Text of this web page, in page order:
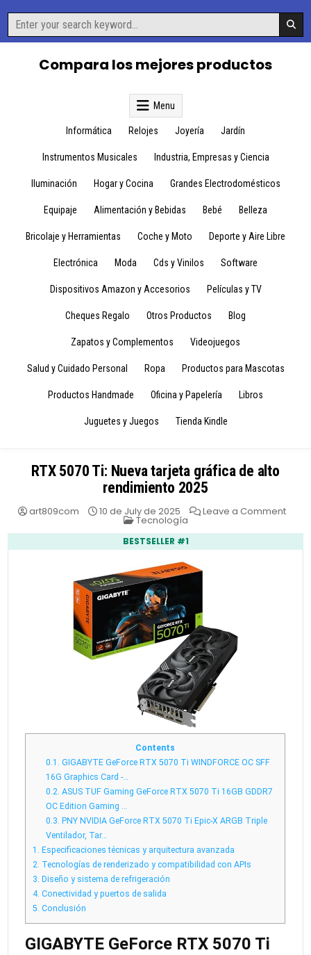
content
Search
for:
Compara los mejores productos
Menu
Informática Relojes Joyería Jardín
Instrumentos Musicales Industria, Empresas y Ciencia
Iluminación Hogar y Cocina Grandes Electrodomésticos
Equipaje Alimentación y Bebidas Bebé Belleza
Bricolaje y Herramientas Coche y Moto Deporte y Aire Libre
Electrónica Moda Cds y Vinilos Software
Dispositivos Amazon y Accesorios Películas y TV
Cheques Regalo Otros Productos Blog
Zapatos y Complementos Videojuegos
Salud y Cuidado Personal Ropa Productos para Mascotas
Productos Handmade Oficina y Papelería Libros
Juguetes y Juegos Tienda Kindle
RTX 5070 Ti: Nueva tarjeta gráfica de alto
rendimiento 2025
art809com 10 de July de 2025 Leave a Commenton
Ti:
Posted
Tecnología
BESTSELLER #1
Contents
0.1. GIGABYTE GeForce RTX 5070 Ti WINDFORCE OC SFF
16G Graphics Card -…
0.2. ASUS TUF Gaming GeForce RTX 5070 Ti 16GB GDDR7
OC Edition Gaming …
0.3. PNY NVIDIA GeForce RTX 5070 Ti Epic-X ARGB Triple
Ventilador, Tar…
1. Especificaciones técnicas y arquitectura avanzada
2. Tecnologías de renderizado y compatibilidad con APIs
3. Diseño y sistema de refrigeración
4. Conectividad y puertos de salida
5. Conclusión
GIGABYTE GeForce RTX 5070 Ti